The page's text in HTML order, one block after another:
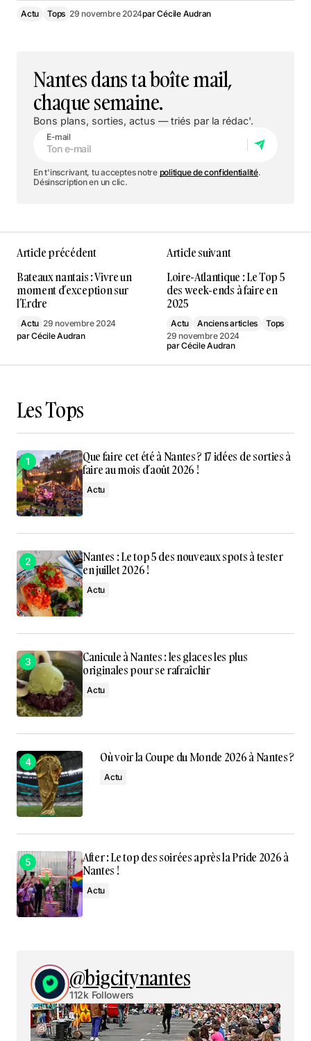
Actu Tops 29 novembre 2024parCécile Audran
Nantes dans ta boîte mail,
chaque semaine.
Bons plans, sorties, actus — triés par la rédac'.
E-mail
En t'inscrivant, tu acceptes notre politique de confidentialité.
Désinscription en un clic.
Article précédent
Bateaux nantais : Vivre un
moment d’exception sur
l’Erdre
Actu 29 novembre 2024
parCécile Audran
Article suivant
Loire-Atlantique : Le Top 5
des week-ends à faire en
2025
Actu Anciens articles
Tops
29 novembre 2024
parCécile Audran
Les Tops
Que faire cet été à Nantes ? 17 idées de sorties à
faire au mois d’août 2026 !
Actu
Nantes : Le top 5 des nouveaux spots à tester
en juillet 2026 !
Actu
Canicule à Nantes : les glaces les plus
originales pour se rafraîchir
Actu
Où voir la Coupe du Monde 2026 à Nantes ?
Actu
After : Le top des soirées après la Pride 2026 à
Nantes !
Actu
@bigcitynantes
112k Followers